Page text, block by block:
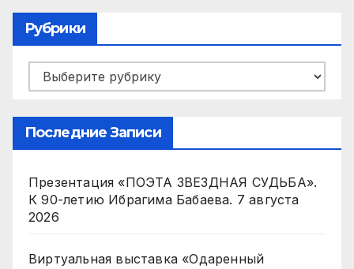
Рубрики
Рубрики
Последние Записи
Презентация «ПОЭТА ЗВЕЗДНАЯ СУДЬБА».
К 90-летию Ибрагима Бабаева. 7 августа
2026
Виртуальная выставка «Одаренный